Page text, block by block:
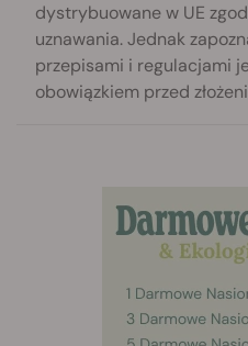
dystrybuowane w UE
uznawania. Jednak
przepisami i regulacjami
obowiązkiem przed